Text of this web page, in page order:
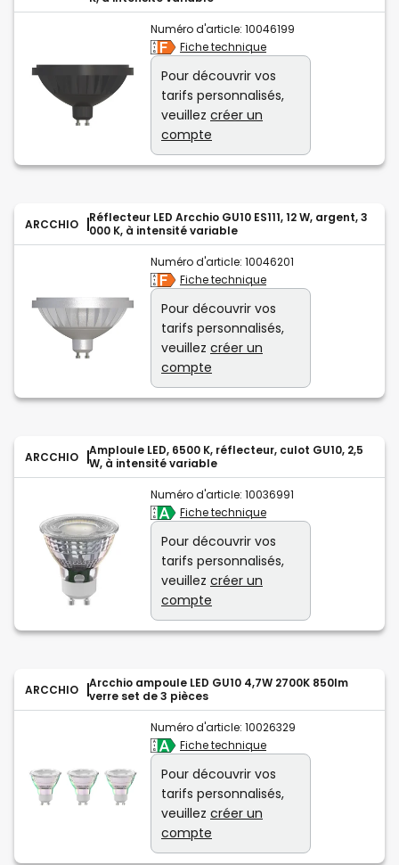
Numéro d'article: 10046199
Fiche technique
Pour découvrir vos
tarifs personnalisés,
veuillez créer un
compte
ARCCHIO
Réflecteur LED Arcchio GU10 ES111, 12 W, argent, 3
000 K, à intensité variable
Numéro d'article: 10046201
Fiche technique
Pour découvrir vos
tarifs personnalisés,
veuillez créer un
compte
ARCCHIO
Amploule LED, 6500 K, réflecteur, culot GU10, 2,5
W, à intensité variable
Numéro d'article: 10036991
Fiche technique
Pour découvrir vos
tarifs personnalisés,
veuillez créer un
compte
ARCCHIO
Arcchio ampoule LED GU10 4,7W 2700K 850lm
verre set de 3 pièces
Numéro d'article: 10026329
Fiche technique
Pour découvrir vos
tarifs personnalisés,
veuillez créer un
compte